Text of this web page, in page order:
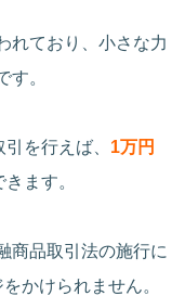
れており、小さな力
す。
を行えば、 1万円
ます。
商品取引法の施行に
かけられません。